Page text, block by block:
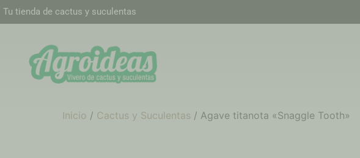
Tu tienda de cactus y suculentas
Inicio / Cactus y Suculentas / Agave titanota «Snaggle Tooth»